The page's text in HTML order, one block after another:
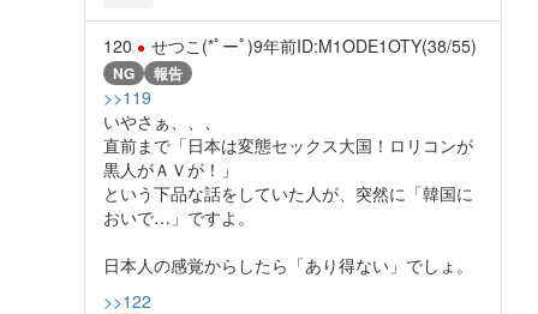
120 せつこ(*ﾟーﾟ)9年前ID:M1ODE1OTY(38/55)
NG 報告
>>119
いやさぁ、、、
直前まで「日本は変態セックス大国！ロリコンが
黒人がＡＶが！」
という下品な話をしていた人が、突然に「韓国に
おいで…」ですよ。
日本人の感覚からしたら「あり得ない」でしょ。
>>122